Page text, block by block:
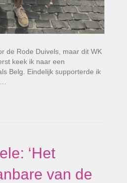
de Rode Duivels, maar dit WK
keek ik naar een
Belg. Eindelijk supporterde ik
‘Het
van de